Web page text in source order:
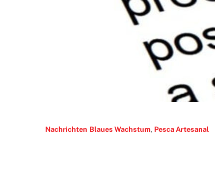
Nachrichten Blaues Wachstum, Pesca Artesanal